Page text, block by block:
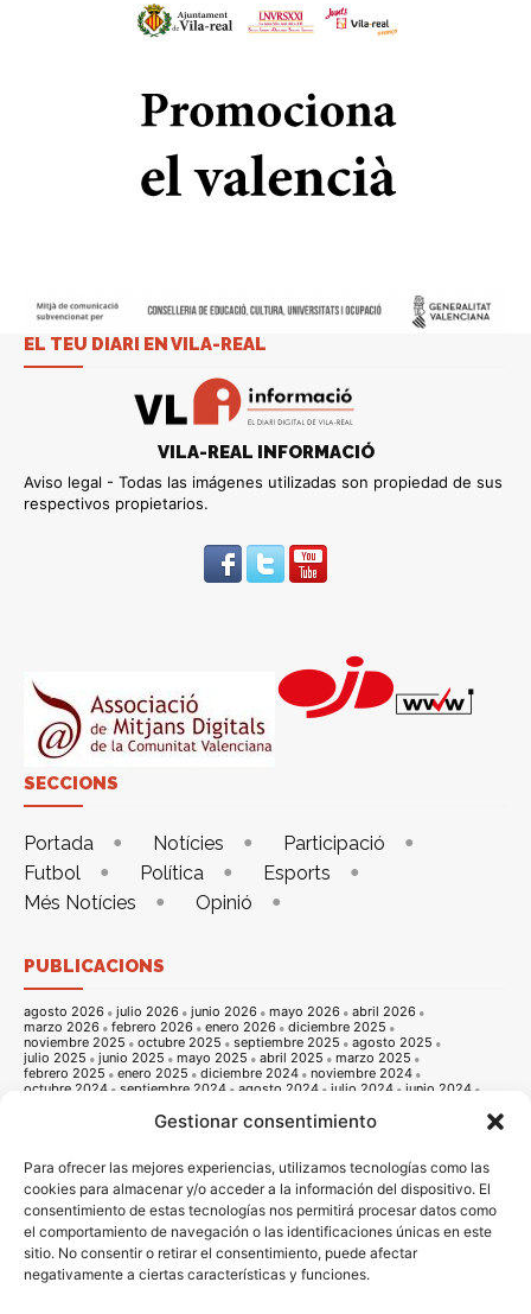
Gestionar consentimiento
Para ofrecer las mejores experiencias, utilizamos tecnologías como las
cookies para almacenar y/o acceder a la información del dispositivo. El
consentimiento de estas tecnologías nos permitirá procesar datos como
el comportamiento de navegación o las identificaciones únicas en este
sitio. No consentir o retirar el consentimiento, puede afectar
negativamente a ciertas características y funciones.
EL TEU DIARI EN VILA-REAL
VILA-REAL INFORMACIÓ
Aviso legal - Todas las imágenes utilizadas son propiedad de sus
respectivos propietarios.
SECCIONS
Portada Notícies
Participació
Futbol
Política
Esports
Més Notícies
Opinió
PUBLICACIONS
agosto 2026 julio 2026 junio 2026 mayo 2026
abril 2026
marzo 2026
febrero 2026 enero 2026
diciembre 2025
noviembre 2025
octubre 2025 septiembre 2025
agosto 2025
julio 2025
junio 2025 mayo 2025 abril 2025
marzo 2025
febrero 2025
enero 2025 diciembre 2024
noviembre 2024
octubre 2024
septiembre 2024 agosto 2024 julio 2024
junio 2024
noviembre 2023 octubre 2023
septiembre 2023
noviembre 2022
octubre 2022 septiembre 2022
agosto 2022
julio 2022
junio 2022 mayo 2022 abril 2022
marzo 2022
febrero 2022
enero 2022 diciembre 2021
noviembre 2021
octubre 2021
septiembre 2021 agosto 2021 julio 2021
junio 2021
mayo 2021
abril 2021 marzo 2021 febrero 2021
enero 2021
diciembre 2020
noviembre 2020
agosto 2020
julio 2020 junio 2020 mayo 2020
abril 2020
marzo 2020
febrero 2020 enero 2020 diciembre 2019